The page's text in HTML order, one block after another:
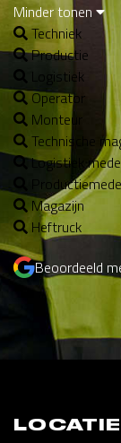
Minder tonen
Techniek
Productie
Logistiek
Operator
Monteur
Technische
Logistiek
Magazijn
Heftruck
Beoordeeld